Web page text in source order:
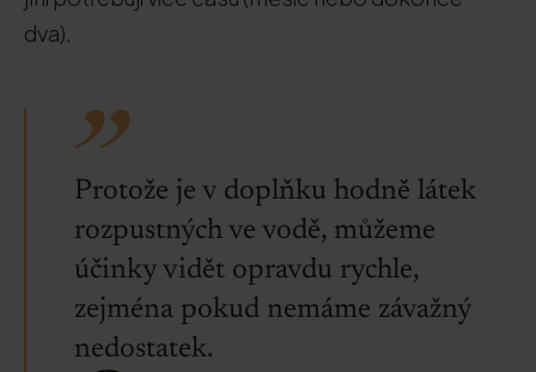
dva).
Protože je v doplňku hodně látek
rozpustných ve vodě, můžeme
účinky vidět opravdu rychle,
zejména pokud nemáme závažný
nedostatek.